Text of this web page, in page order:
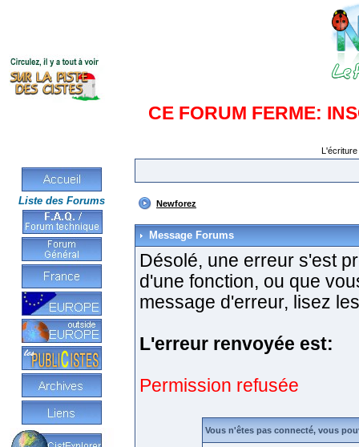
CE FORUM FERME:
Liste des Forums Newforez
Message Forums
Désolé, une erreur s'est
d'une fonction, ou que
message d'erreur, lisez
L'erreur renvoyée est:
Permission refusée
Vous n'êtes pas connecté, vous